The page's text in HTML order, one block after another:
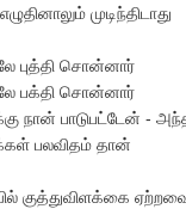
முடிந்திடாது
புத்தி சொன்னார்
பக்தி சொன்னார்
நான் பாடுபட்டேன் -
பலவிதம் தான்
குத்துவிளக்கை